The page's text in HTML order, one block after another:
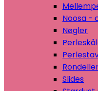
Noosa -
Nøgler
Slides